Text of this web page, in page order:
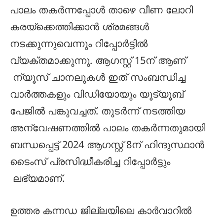
പാലം തകർന്നപ്പോൾ താഴെ വീണ ലോറി
കരയ്ക്കെത്തിക്കാൻ ശ്രമങ്ങൾ
നടക്കുന്നുവെന്നും റിപ്പോർട്ടിൽ
വ്യക്തമാക്കുന്നു. ആഗസ്റ്റ് 15ന് ആണ്
ന്യൂസ് ചാനലുകൾ ഇത് സംബന്ധിച്ച
വാർത്തകളും വിഡിയോയും യൂട്യൂബ്
പേജിൽ പങ്കുവച്ചത്. തുടർന്ന് നടത്തിയ
അന്വേഷണത്തിൽ പാലം തകർന്നതുമായി
ബന്ധപ്പെട്ട് 2024 ആഗസ്റ്റ് 8ന് ഹിന്ദുസ്ഥാൻ
ടൈംസ് പ്രസിദ്ധീകരിച്ച റിപ്പോർട്ടും
ലഭ്യമാണ്.
ഉത്തര കന്നഡ ജില്ലയിലെ കാർവാറിൽ